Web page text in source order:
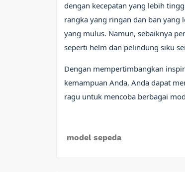
dengan kecepatan yang lebih
rangka yang ringan dan ban yang
yang mulus. Namun, sebaiknya
seperti helm dan pelindung siku
Dengan mempertimbangkan
kemampuan Anda, Anda dapat
ragu untuk mencoba berbagai
model sepeda